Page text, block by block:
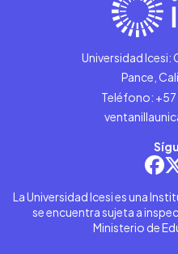
Universidad Icesi:
Pance,
Teléfono:
La Universidad Icesi es una
se encuentra sujeta a
Ministerio de